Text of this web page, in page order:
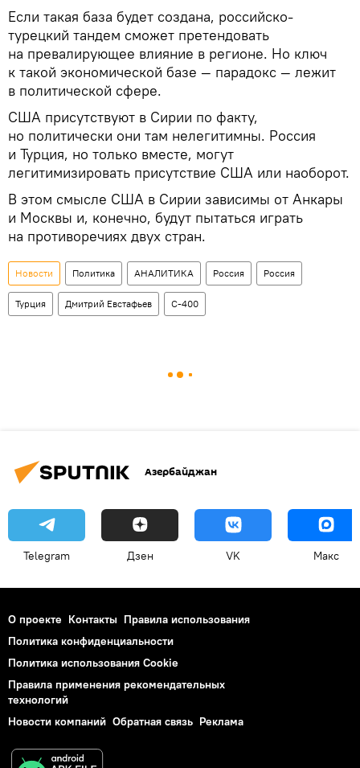
Если такая база будет создана, российско-
турецкий тандем сможет претендовать
на превалирующее влияние в регионе. Но ключ
к такой экономической базе — парадокс — лежит
в политической сфере.
США присутствуют в Сирии по факту,
но политически они там нелегитимны. Россия
и Турция, но только вместе, могут
легитимизировать присутствие США или наоборот.
В этом смысле США в Сирии зависимы от Анкары
и Москвы и, конечно, будут пытаться играть
на противоречиях двух стран.
Новости Политика АНАЛИТИКА Россия Россия
Турция Дмитрий Евстафьев С-400
Азербайджан
Telegram Дзен VK Макс
О проекте Контакты Правила использования
Политика конфиденциальности
Политика использования Cookie
Правила применения рекомендательных
технологий
Новости компаний Обратная связь Реклама